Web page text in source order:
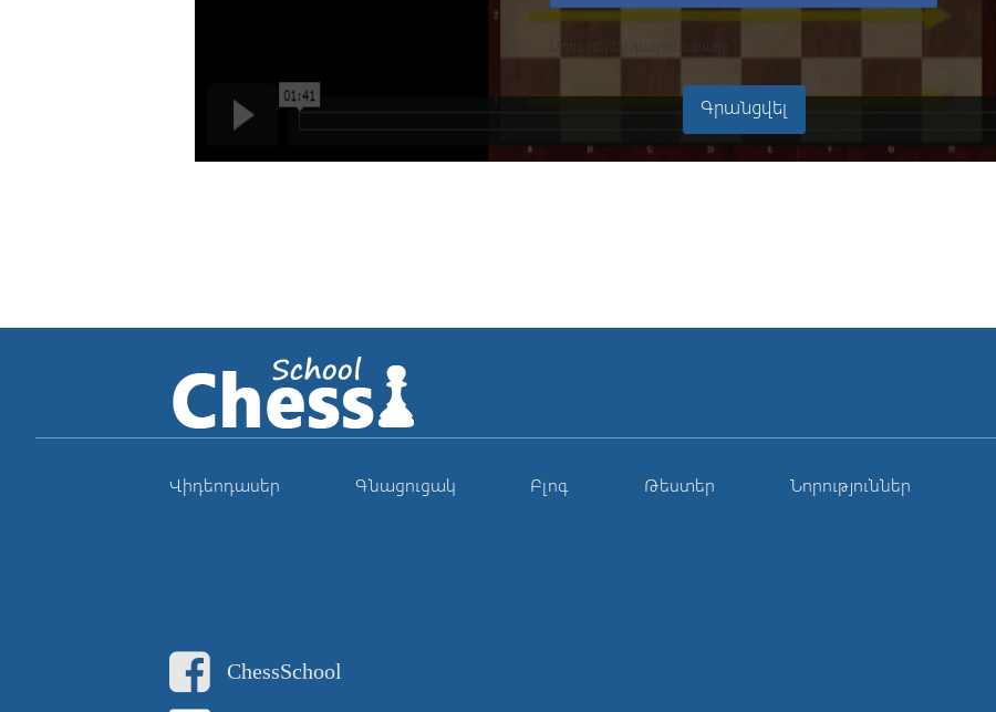
Մոռացե՞լ եք գաղտնաբառը
Գրանցվել
Վիդեոդասեր Գնացուցակ Բլոգ Թեստեր Նորություններ
ChessSchool